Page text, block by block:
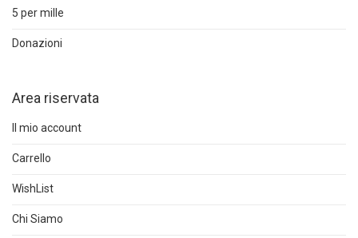
5 per mille
Donazioni
Area riservata
Il mio account
Carrello
WishList
Chi Siamo